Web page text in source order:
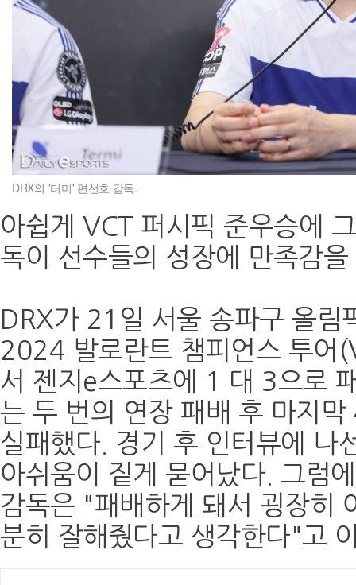
DRX의 '터미' 편선호 감독.
아쉽게 VCT 퍼시픽 준우승에
독이 선수들의 성장에 만족감
DRX가 21일 서울 송파구 올림
2024 발로란트 챔피언스 투어
서 젠지e스포츠에 1 대 3으로
는 두 번의 연장 패배 후 마지
실패했다. 경기 후 인터뷰에 나
아쉬움이 짙게 묻어났다. 그럼
감독은 "패배하게 돼서 굉장히
분히 잘해줬다고 생각한다"고